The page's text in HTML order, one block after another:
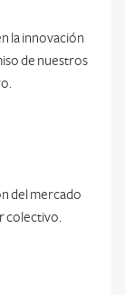
la innovación
de nuestros
del mercado
colectivo.